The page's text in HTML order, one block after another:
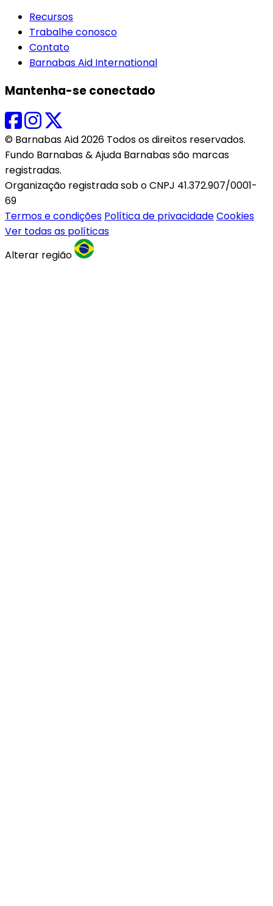
Recursos
Trabalhe conosco
Contato
Barnabas Aid International
Mantenha-se conectado
© Barnabas Aid 2026 Todos os direitos reservados.
Fundo Barnabas & Ajuda Barnabas são marcas
registradas.
Organização registrada sob o CNPJ 41.372.907/0001-
69
Termos e condições Política de privacidadeCookies
Ver todas as políticas
Alterar região